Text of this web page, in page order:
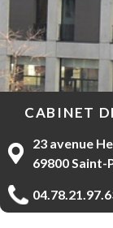
CABINET
23 avenue
69800 Saint-